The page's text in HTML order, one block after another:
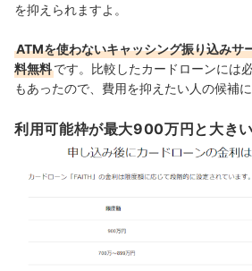
を抑えられますよ。
ATMを使わないキャッシング振り込みサ
料無料です。比較したカードローンには
もあったので、費用を抑えたい人の候補に
利用可能枠が最大900万円と大きい